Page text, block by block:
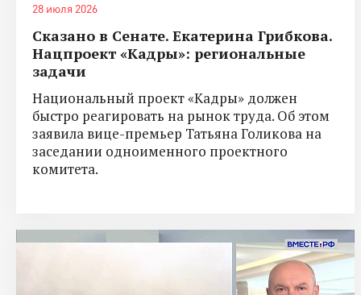
28 июля 2026
Сказано в Сенате. Екатерина Грибкова.
Нацпроект «Кадры»: региональные
задачи
Национальный проект «Кадры» должен
быстро реагировать на рынок труда. Об этом
заявила вице-премьер Татьяна Голикова на
заседании одноименного проектного
комитета.